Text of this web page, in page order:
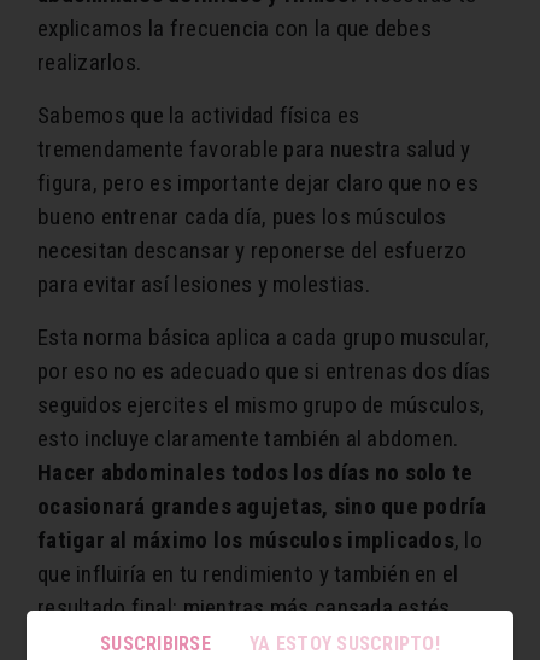
explicamos la frecuencia con la que debes
realizarlos.
Sabemos que la actividad física es
tremendamente favorable para nuestra salud y
figura, pero es importante dejar claro que no es
bueno entrenar cada día, pues los músculos
necesitan descansar y reponerse del esfuerzo
para evitar así lesiones y molestias.
Esta norma básica aplica a cada grupo muscular,
por eso no es adecuado que si entrenas dos días
seguidos ejercites el mismo grupo de músculos,
esto incluye claramente también al abdomen.
Hacer abdominales todos los días no solo te
ocasionará grandes agujetas, sino que podría
fatigar al máximo los músculos implicados, lo
que influiría en tu rendimiento y también en el
resultado final: mientras más cansada estés
menos repeticiones realizarás y menos
SUSCRIBIRSE YA ESTOY SUSCRIPTO!